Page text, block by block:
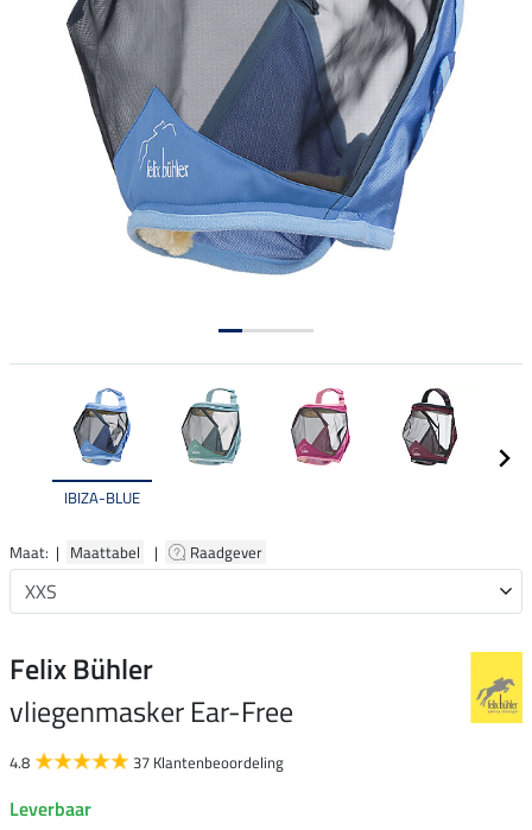
IBIZA-BLUE
Maat: | Maattabel | Raadgever
Felix Bühler
vliegenmasker Ear-Free
4.8 37 Klantenbeoordeling
Leverbaar